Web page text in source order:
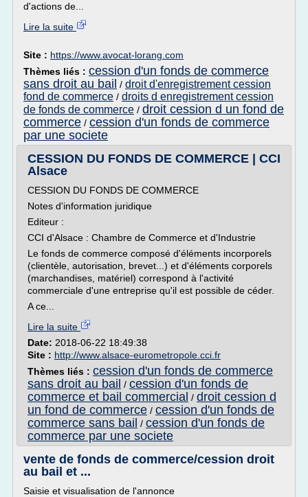
d'actions de...
Lire la suite
Site : https://www.avocat-lorang.com
Thèmes liés : cession d'un fonds de commerce
sans droit au bail / droit d'enregistrement cession
fond de commerce / droits d enregistrement cession
de fonds de commerce / droit cession d un fond de
commerce / cession d'un fonds de commerce
par une societe
CESSION DU FONDS DE COMMERCE | CCI
Alsace
CESSION DU FONDS DE COMMERCE
Notes d'information juridique
Editeur :
CCI d'Alsace : Chambre de Commerce et d'Industrie
Le fonds de commerce composé d'éléments incorporels
(clientèle, autorisation, brevet...) et d'éléments corporels
(marchandises, matériel) correspond à l'activité
commerciale d'une entreprise qu'il est possible de céder.
A ce...
Lire la suite
Date: 2018-06-22 18:49:38
Site : http://www.alsace-eurometropole.cci.fr
Thèmes liés : cession d'un fonds de commerce
sans droit au bail / cession d'un fonds de
commerce et bail commercial / droit cession d
un fond de commerce / cession d'un fonds de
commerce sans bail / cession d'un fonds de
commerce par une societe
vente de fonds de commerce/cession droit
au bail et ...
Saisie et visualisation de l'annonce